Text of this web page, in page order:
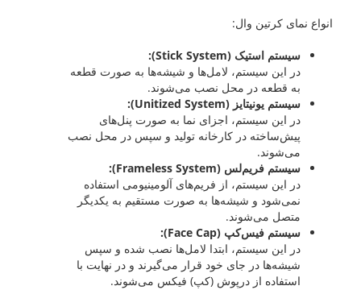
انواع نمای کرتین وال:
سیستم استیک (Stick System):
در این سیستم، لامل‌ها و شیشه‌ها به صورت قطعه
به قطعه در محل نصب می‌شوند.
سیستم یونیتایز (Unitized System):
در این سیستم، اجزای نما به صورت پنل‌های
پیش‌ساخته در کارخانه تولید و سپس در محل نصب
می‌شوند.
سیستم فریم‌لس (Frameless System):
در این سیستم، از فریم‌های آلومینیومی استفاده
نمی‌شود و شیشه‌ها به صورت مستقیم به یکدیگر
متصل می‌شوند.
سیستم فیس‌کپ (Face Cap):
در این سیستم، ابتدا لامل‌ها نصب شده و سپس
شیشه‌ها در جای خود قرار می‌گیرند و در نهایت با
استفاده از درپوش (کپ) فیکس می‌شوند.